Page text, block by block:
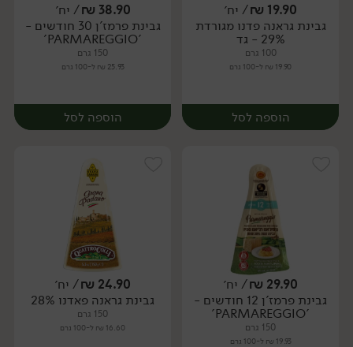
יח׳ יח׳
19.90
₪/ יח׳
גבינת גראנה פדנו מגורדת
29% - גד
100 גרם
19.90 ₪ ל-100 גרם
הוספה לסל
יח׳
38.90
₪/ יח׳
גבינת פרמז'ן 30 חודשים -
'PARMAREGGIO'
150 גרם
25.93 ₪ ל-100 גרם
הוספה לסל
יח׳
29.90
₪/ יח׳
גבינת פרמז'ן 12 חודשים -
'PARMAREGGIO'
150 גרם
19.93 ₪ ל-100 גרם
24.90
₪/ יח׳
גבינת גראנה פאדנו 28%
150 גרם
16.60 ₪ ל-100 גרם